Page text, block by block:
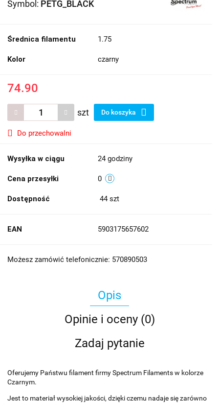
Symbol: PETG_BLACK
Średnica filamentu 1.75
Kolor czarny
74.90
szt Do koszyka
Do przechowalni
Wysyłka w ciągu 24 godziny
Cena przesyłki 0
Dostępność 44 szt
EAN 5903175657602
Możesz zamówić telefonicznie: 570890503
Opis
Opinie i oceny (0)
Zadaj pytanie
Oferujemy Państwu filament firmy Spectrum Filaments w kolorze
Czarnym.
Jest to materiał wysokiej jakości, dzięki czemu nadaje się zarówno